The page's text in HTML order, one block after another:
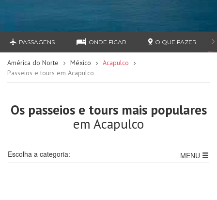
PASSAGENS ONDE FICAR O QUE FAZER
América do Norte México
Acapulco
Passeios e tours em Acapulco
Os passeios e tours mais populares
em Acapulco
MENU
Escolha a categoria: